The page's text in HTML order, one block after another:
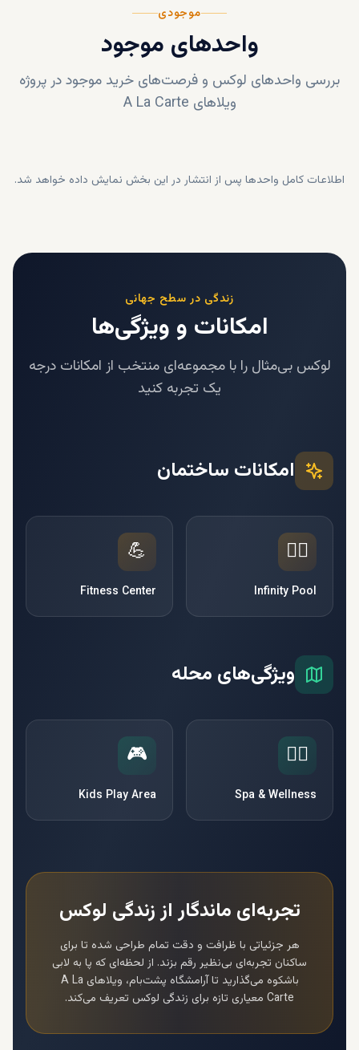
موجودی
واحدهای موجود
بررسی واحدهای لوکس و فرصت‌های خرید موجود در پروژه
ویلاهای A La Carte
اطلاعات کامل واحدها پس از انتشار در این بخش نمایش داده خواهد شد.
زندگی در سطح جهانی
امکانات و ویژگی‌ها
لوکس بی‌مثال را با مجموعه‌ای منتخب از امکانات درجه
یک تجربه کنید
امکانات ساختمان
🏊‍♂️
Infinity Pool
💪
Fitness Center
ویژگی‌های محله
🧘‍♀️
Spa & Wellness
🎮
Kids Play Area
تجربه‌ای ماندگار از زندگی لوکس
هر جزئیاتی با ظرافت و دقت تمام طراحی شده تا برای
ساکنان تجربه‌ای بی‌نظیر رقم بزند. از لحظه‌ای که پا به لابی
باشکوه می‌گذارید تا آرامشگاه پشت‌بام،
ویلاهای A La
Carte معیاری تازه برای زندگی لوکس تعریف می‌کند.